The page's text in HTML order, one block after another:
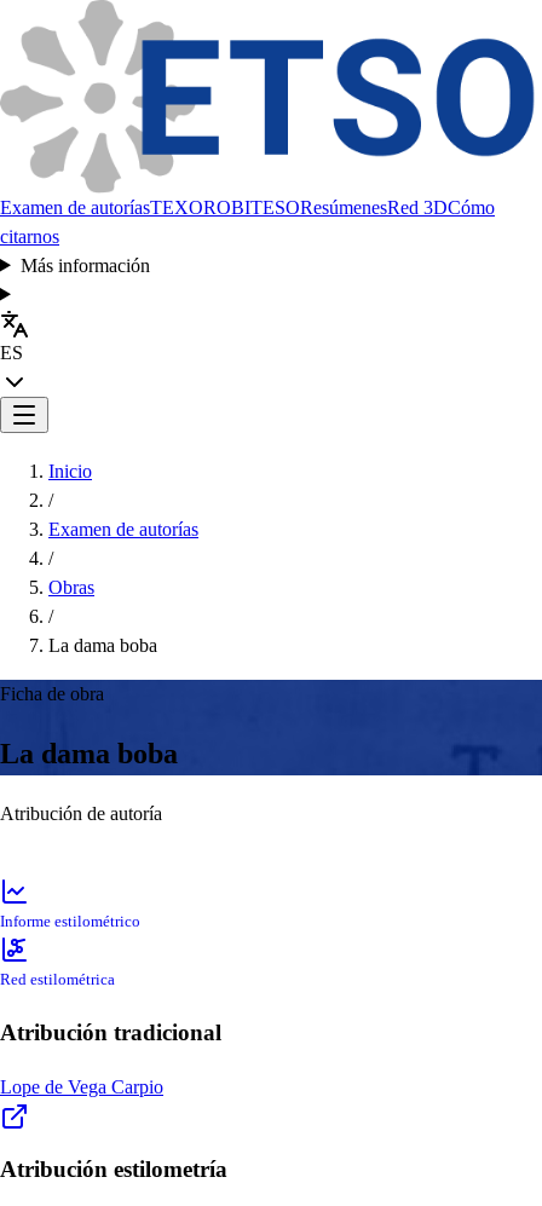
Examen de autoríasTEXOROBITESOResúmenesRed 3DCómo
citarnos
Más información
ES
Inicio
/
Examen de autorías
/
Obras
/
La dama boba
Ficha de obra
La dama boba
Atribución de autoría
Informe estilométrico
Red estilométrica
Atribución tradicional
Lope de Vega Carpio
Atribución estilometría